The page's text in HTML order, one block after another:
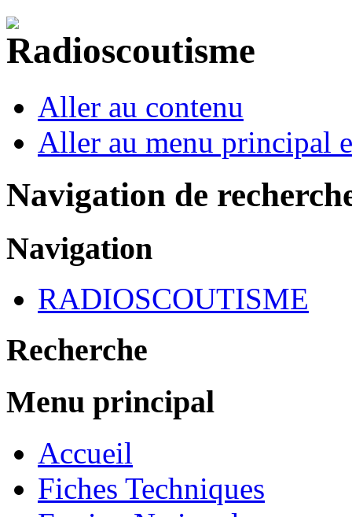
Aller au contenu
Aller au menu principal
Navigation de
Navigation
RADIOSCOUTISME
Recherche
Menu principal
Accueil
Fiches Techniques